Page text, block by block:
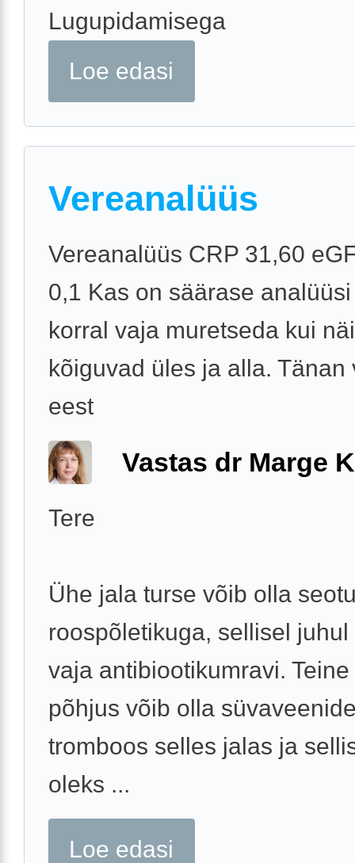
Lugupidamisega
Loe edasi
Vereanalüüs
Vereanalüüs CRP 31,60
0,1 Kas on säärase
korral vaja muretseda kui
kõiguvad üles ja alla. Tänan
eest
Vastas dr Marge
Tere
Ühe jala turse võib olla
roospõletikuga, sellisel juhul
vaja antibiootikumravi.
põhjus võib olla
tromboos selles jalas ja
oleks ...
Loe edasi